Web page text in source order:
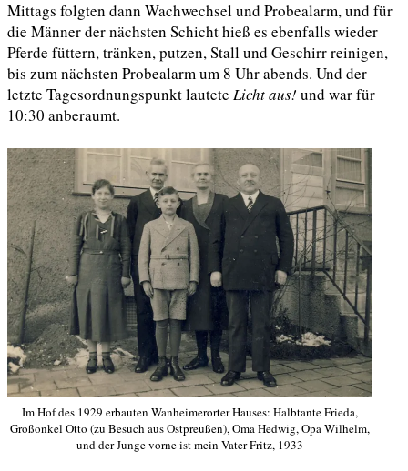
Mittags folgten dann Wachwechsel und Probealarm, und für
die Männer der nächsten Schicht hieß es ebenfalls wieder
Pferde füttern, tränken, putzen, Stall und Geschirr reinigen,
bis zum nächsten Probealarm um 8 Uhr abends. Und der
letzte Tagesordnungspunkt lautete Licht aus! und war für
10:30 anberaumt.
Im Hof des 1929 erbauten Wanheimerorter Hauses: Halbtante Frieda,
Großonkel Otto (zu Besuch aus Ostpreußen), Oma Hedwig, Opa Wilhelm,
und der Junge vorne ist mein Vater Fritz, 1933